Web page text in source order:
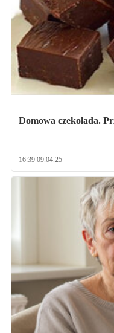
Domowa czekolada.
16:39 09.04.25